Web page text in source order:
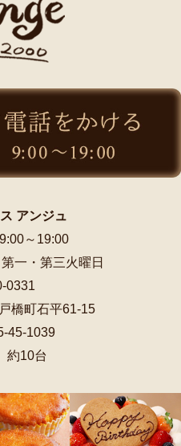
アンジュ
～19:00
一・第三火曜日
0331
橋町石平61-15
45-1039
10台